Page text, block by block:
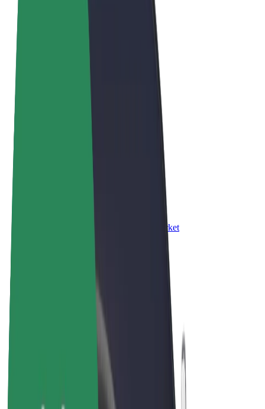
© 2026 Bolt Technology OÜ
Доставка продуктів Bolt Market